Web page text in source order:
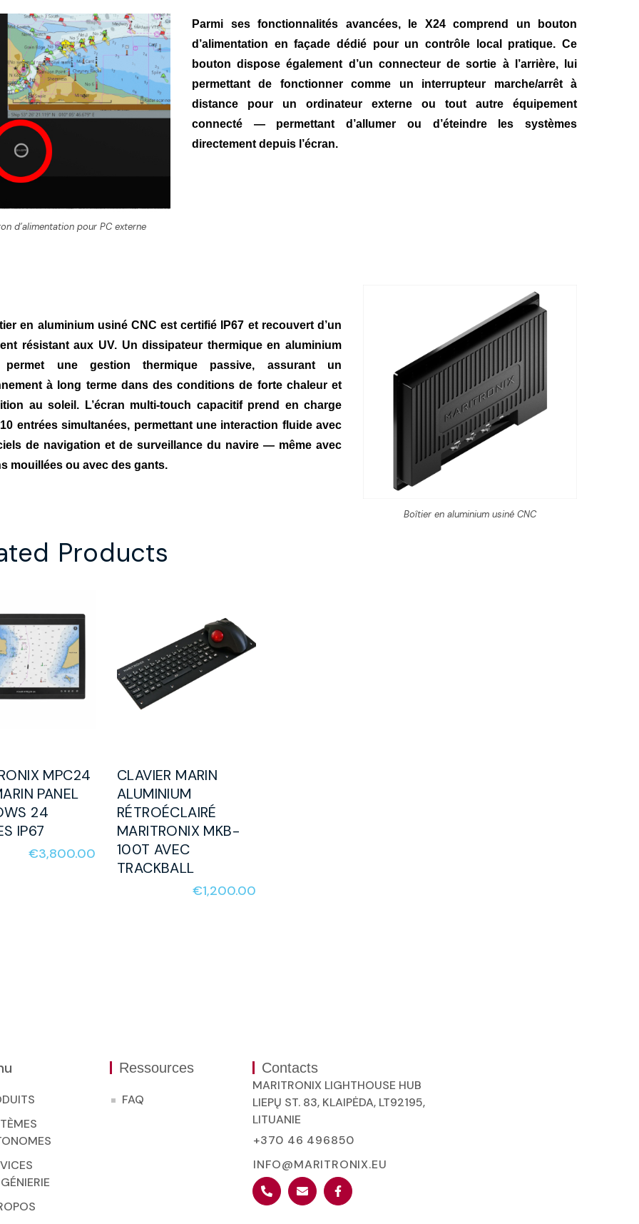
d’alimentation pour PC externe
Parmi ses fonctionnalités avancées, le X24 comprend un bouton
d’alimentation en façade dédié pour un contrôle local pratique. Ce
bouton dispose également d’un connecteur de sortie à l’arrière, lui
permettant de fonctionner comme un interrupteur marche/arrêt à
distance pour un ordinateur externe ou tout autre équipement
connecté — permettant d’allumer ou d’éteindre
les systèmes
directement depuis l’écran.
Boîtier en aluminium usiné CNC
en aluminium usiné CNC est certifié IP67 et recouvert d’un
résistant aux UV. Un dissipateur thermique en aluminium
permet une gestion thermique passive, assurant un
à long terme dans des conditions de forte chaleur et
au soleil. L’écran multi-touch capacitif prend en charge
10 entrées simultanées, permettant une interaction fluide avec
de navigation et de surveillance du navire — même avec
mouillées ou avec des gants.
Products
MPC24
PANEL
24
IP67
€3,800.00
CLAVIER MARIN
ALUMINIUM
RÉTROÉCLAIRÉ
MARITRONIX MKB-
100T AVEC
TRACKBALL
€1,200.00
Ressources
FAQ
Contacts
MARITRONIX LIGHTHOUSE HUB
LIEPŲ ST. 83, KLAIPĖDA, LT92195,
LITUANIE
+370 46 496850
INFO@MARITRONIX.EU